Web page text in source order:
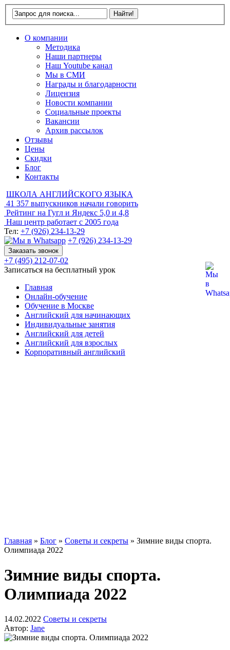
О компании
Методика
Наши партнеры
Наш Youtube канал
Мы в СМИ
Награды и благодарности
Лицензия
Новости компании
Социальные проекты
Вакансии
Архив рассылок
Отзывы
Цены
Скидки
Блог
Контакты
ШКОЛА АНГЛИЙСКОГО ЯЗЫКА
41 357 выпускников начали говорить
Рейтинг на Гугл и Яндекс 5,0 и 4,8
Наш центр работает с 2005 года
Тел: +7 (926) 234-13-29
+7 (926) 234-13-29
Заказать звонок
+7 (495) 212-07-02
Записаться на бесплатный урок
Главная
Онлайн-обучение
Обучение в Москве
Английский для начинающих
Индивидуальные занятия
Английский для детей
Английский для взрослых
Корпоративный английский
Главная » Блог » Советы и секреты » Зимние виды спорта.
Олимпиада 2022
Зимние виды спорта.
Олимпиада 2022
14.02.2022 Советы и секреты
Автор: Jane